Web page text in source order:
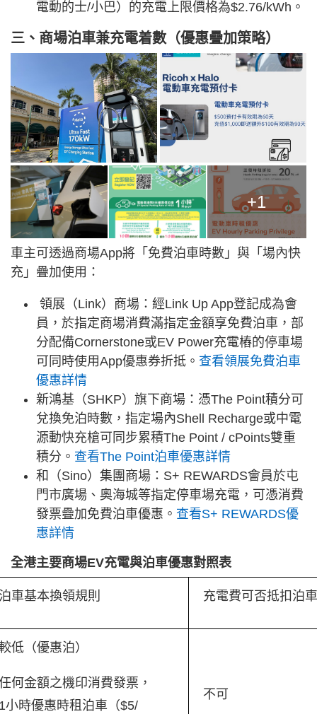
電動的士/小巴）的充電上限價格為$2.76/kWh。
三、商場泊車兼充電着數（優惠疊加策略）
+1
車主可透過商場App將「免費泊車時數」與「場內快
充」疊加使用：
領展（Link）商場：經Link Up App登記成為會
員，於指定商場消費滿指定金額享免費泊車，部
分配備Cornerstone或EV Power充電樁的停車場
可同時使用App優惠券折抵。 查看領展免費泊車
優惠詳情
新鴻基（SHKP）旗下商場：憑The Point積分可
兌換免泊時數，指定場內Shell Recharge或中電
源動快充槍可同步累積The Point / cPoints雙重
積分。 查看The Point泊車優惠詳情
和（Sino）集團商場：S+ REWARDS會員於屯
門市廣場、奧海城等指定停車場充電，可憑消費
發票疊加免費泊車優惠。 查看S+ REWARDS優
惠詳情
全港主要商場EV充電與泊車優惠對照表
車基本換領規則 充電費可否抵扣泊
低（優惠泊）
何金額之機印消費發票，
小時優惠時租泊車（$5/
不可